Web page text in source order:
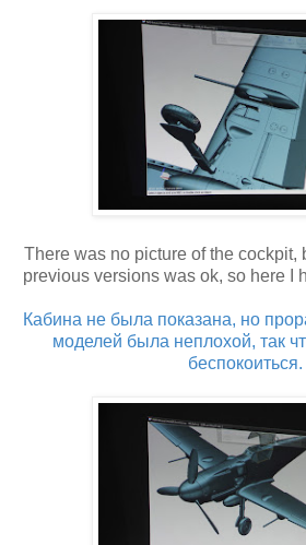
There was no picture of the cockpit,
previous versions was ok, so here I
Кабина не была показана, но
моделей была неплохой, так
беспокоиться.